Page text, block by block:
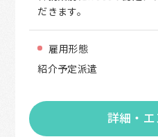
だきます。
雇用形態
紹介予定派遣
詳細・